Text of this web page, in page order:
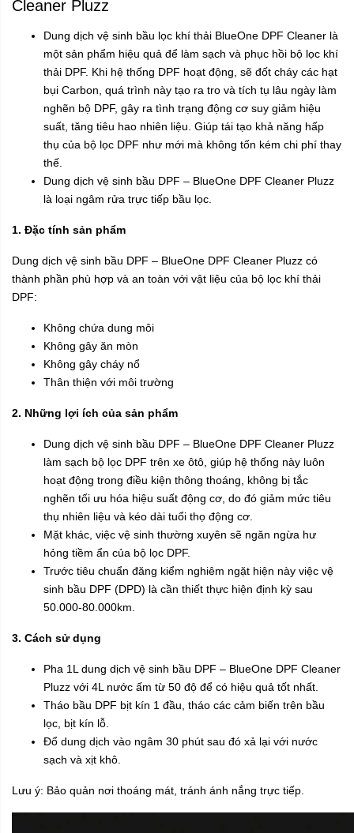
Cleaner Pluzz
Dung dịch vệ sinh bầu lọc khí thải BlueOne DPF Cleaner là
một sản phẩm hiệu quả để làm sạch và phục hồi bộ lọc khí
thải DPF. Khi hệ thống DPF hoạt động, sẽ đốt cháy các hạt
bụi Carbon, quá trình này tạo ra tro và tích tụ lâu ngày làm
nghẽn bộ DPF, gây ra tình trạng động cơ suy giảm hiệu
suất, tăng tiêu hao nhiên liệu. Giúp tái tạo khả năng hấp
thụ của bộ lọc DPF như mới mà không tốn kém chi phí thay
thế.
Dung dịch vệ sinh bầu DPF – BlueOne DPF Cleaner Pluzz
là loại ngâm rửa trực tiếp bầu lọc.
1. Đặc tính sản phẩm
Dung dịch vệ sinh bầu DPF – BlueOne DPF Cleaner Pluzz có
thành phần phù hợp và an toàn với vật liệu của bộ lọc khí thải
DPF:
Không chứa dung môi
Không gây ăn mòn
Không gây cháy nổ
Thân thiện với môi trường
2. Những lợi ích của sản phẩm
Dung dịch vệ sinh bầu DPF – BlueOne DPF Cleaner Pluzz
làm sạch bộ lọc DPF trên xe ôtô, giúp hệ thống này luôn
hoạt động trong điều kiện thông thoáng, không bị tắc
nghẽn tối ưu hóa hiệu suất động cơ, do đó giảm mức tiêu
thụ nhiên liệu và kéo dài tuổi thọ động cơ.
Mặt khác, việc vệ sinh thường xuyên sẽ ngăn ngừa hư
hỏng tiềm ẩn của bộ lọc DPF.
Trước tiêu chuẩn đăng kiểm nghiêm ngặt hiện này việc vệ
sinh bầu DPF (DPD) là cần thiết thực hiện định kỳ sau
50.000-80.000km.
3. Cách sử dụng
Pha 1L dung dịch vệ sinh bầu DPF – BlueOne DPF Cleaner
Pluzz với 4L nước ấm từ 50 độ để có hiệu quả tốt nhất.
Tháo bầu DPF bịt kín 1 đầu, tháo các cảm biến trên bầu
lọc, bịt kín lỗ.
Đổ dung dịch vào ngâm 30 phút sau đó xả lại với nước
sạch và xịt khô.
Lưu ý: Bảo quản nơi thoáng mát, tránh ánh nắng trực tiếp.